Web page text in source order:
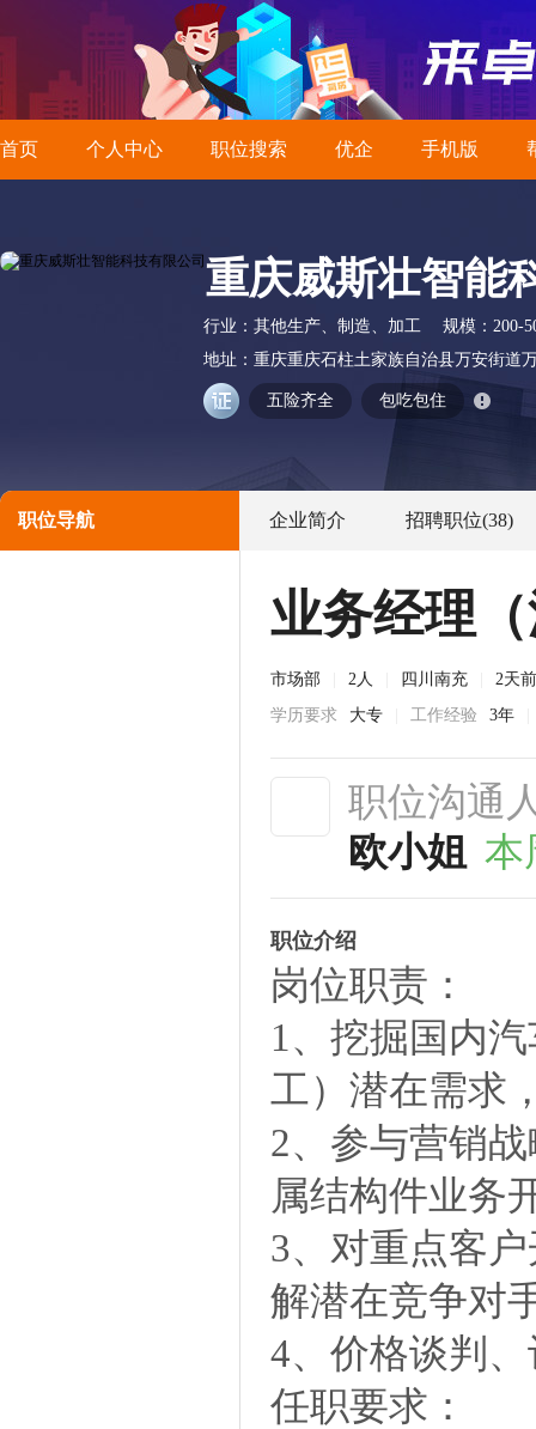
首页 个人中心 职位搜索 优企 手机版
重庆威斯壮智能
行业： 其他生产、制造、加工 规模： 200-
地址： 重庆重庆石柱土家族自治县万安街道
五险齐全 包吃包住
职位导航 企业简介 招聘职位(38)
业务经理
市场部 2人 四川南充
2天
学历要求
大专 工作经验 3年
职位沟通
欧小姐 本
职位介绍
岗位职责：
1、挖掘国内
工）潜在需求
2、参与营销
属结构件业务
3、对重点客
解潜在竞争对
4、价格谈判
任职要求：